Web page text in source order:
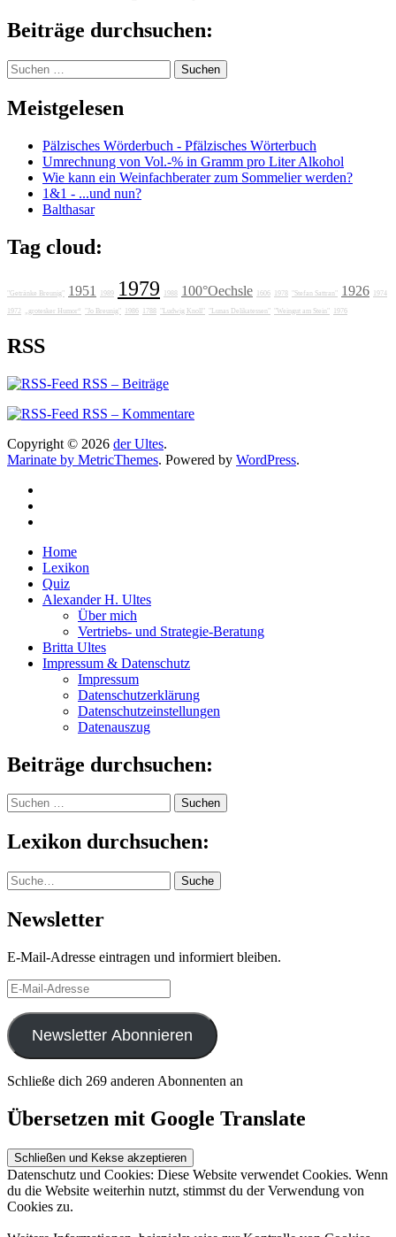
Beiträge durchsuchen:
Suchen
nach:
Meistgelesen
Pälzisches Wörderbuch - Pfälzisches Wörterbuch
Umrechnung von Vol.-% in Gramm pro Liter Alkohol
Wie kann ein Weinfachberater zum Sommelier werden?
1&1 - ...und nun?
Balthasar
Tag cloud:
"Getränke Breunig" 1951 1989 1979 1988 100°Oechsle 1606 1978 "Stefan Sattran" 1926 1974
1972 „grotesker Humor“ "Jo Breunig" 1986 1788 "Ludwig Knoll" "Lunas Delikatessen" "Weingut am Stein" 1976
RSS
RSS – Beiträge
RSS – Kommentare
Copyright © 2026 der Ultes.
Marinate by MetricThemes. Powered by WordPress.
Home
Lexikon
Quiz
Alexander H. Ultes
Über mich
Vertriebs- und Strategie-Beratung
Britta Ultes
Impressum & Datenschutz
Impressum
Datenschutzerklärung
Datenschutzeinstellungen
Datenauszug
Beiträge durchsuchen:
Suchen
nach:
Lexikon durchsuchen:
Suche Suche
Newsletter
E-Mail-Adresse eintragen und informiert bleiben.
E-
Mail-
Adresse
Newsletter Abonnieren
Schließe dich 269 anderen Abonnenten an
Übersetzen mit Google Translate
Datenschutz und Cookies: Diese Website verwendet Cookies. Wenn
du die Website weiterhin nutzt, stimmst du der Verwendung von
Cookies zu.